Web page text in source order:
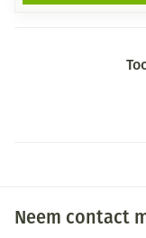
Neem contact